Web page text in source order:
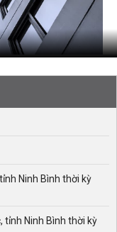
Ninh Bình thời kỳ
tỉnh Ninh Bình thời kỳ